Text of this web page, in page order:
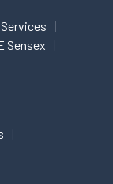
Sensex